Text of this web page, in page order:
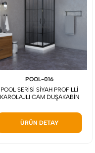
POOL-016
POOL SERİSİ SİYAH PROFİLLİ
KAROLAJLI CAM DUŞAKABİN
ÜRÜN DETAY